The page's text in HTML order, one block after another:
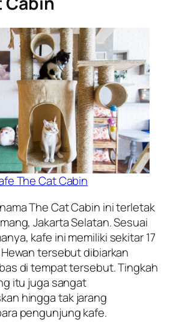
The Cat Cabin
The Cat Cabin ini terletak
Jakarta Selatan. Sesuai
kafe ini memiliki sekitar 17
tersebut dibiarkan
di tempat tersebut. Tingkah
itu juga sangat
hingga tak jarang
pengunjung kafe.